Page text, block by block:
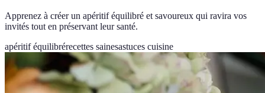
Apprenez à créer un apéritif équilibré et savoureux qui ravira vos
invités tout en préservant leur santé.
apéritif équilibrérecettes sainesastuces cuisine